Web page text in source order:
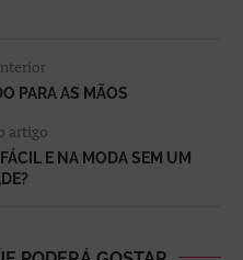
PARA AS MÃOS
artigo
E NA MODA SEM UM